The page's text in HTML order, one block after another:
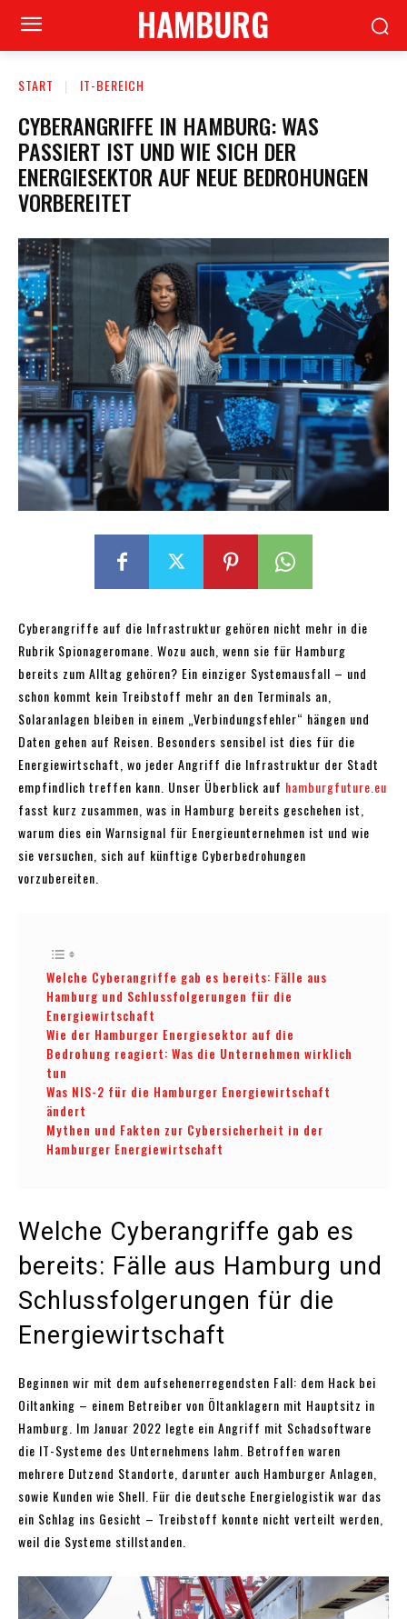
HAMBURG
START IT-BEREICH
CYBERANGRIFFE IN HAMBURG: WAS
PASSIERT IST UND WIE SICH DER
ENERGIESEKTOR AUF NEUE BEDROHUNGEN
VORBEREITET
Cyberangriffe auf die Infrastruktur gehören nicht mehr in die
Rubrik Spionageromane. Wozu auch, wenn sie für Hamburg
bereits zum Alltag gehören? Ein einziger Systemausfall – und
schon kommt kein Treibstoff mehr an den Terminals an,
Solaranlagen bleiben in einem „Verbindungsfehler“ hängen und
Daten gehen auf Reisen. Besonders sensibel ist dies für die
Energiewirtschaft, wo jeder Angriff die Infrastruktur der Stadt
empfindlich treffen kann. Unser Überblick auf hamburgfuture.eu
fasst kurz zusammen, was in Hamburg bereits geschehen ist,
warum dies ein Warnsignal für Energieunternehmen ist und wie
sie versuchen, sich auf künftige Cyberbedrohungen
vorzubereiten.
Welche Cyberangriffe gab es bereits: Fälle aus
Hamburg und Schlussfolgerungen für die
Energiewirtschaft
Wie der Hamburger Energiesektor auf die
Bedrohung reagiert: Was die Unternehmen wirklich
tun
Was NIS-2 für die Hamburger Energiewirtschaft
ändert
Mythen und Fakten zur Cybersicherheit in der
Hamburger Energiewirtschaft
Welche Cyberangriffe gab es
bereits: Fälle aus Hamburg und
Schlussfolgerungen für die
Energiewirtschaft
Beginnen wir mit dem aufsehenerregendsten Fall: dem Hack bei
Oiltanking – einem Betreiber von Öltanklagern mit Hauptsitz in
Hamburg. Im Januar 2022 legte ein Angriff mit Schadsoftware
die IT-Systeme des Unternehmens lahm. Betroffen waren
mehrere Dutzend Standorte, darunter auch Hamburger Anlagen,
sowie Kunden wie Shell. Für die deutsche Energielogistik war das
ein Schlag ins Gesicht – Treibstoff konnte nicht verteilt werden,
weil die Systeme stillstanden.